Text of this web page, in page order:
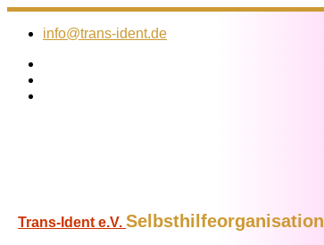
Zum
Inhalt
info@trans-ident.de
Trans-Ident e.V. Selbsthilfeorganisation